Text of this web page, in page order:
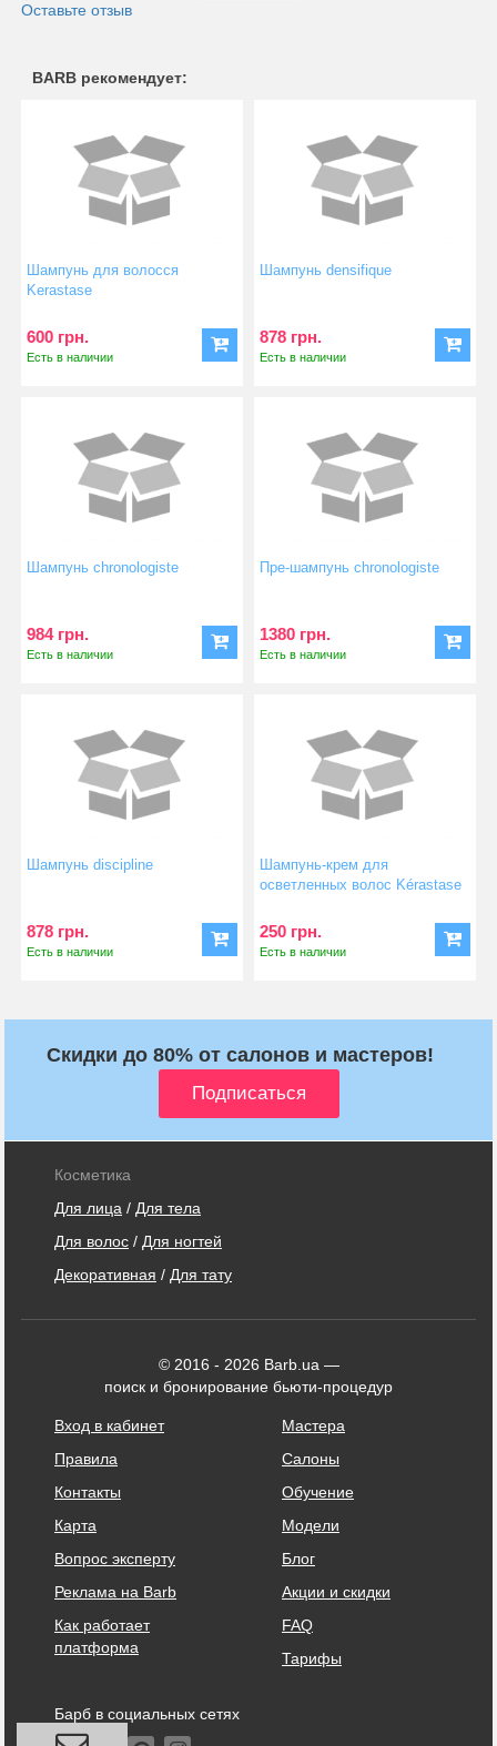
Оставьте отзыв
BARB рекомендует:
Шампунь для волосся
Kerastase
600 грн.
Есть в наличии
Шампунь densifique
878 грн.
Есть в наличии
Шампунь chronologiste
984 грн.
Есть в наличии
Пре-шампунь chronologiste
1380 грн.
Есть в наличии
Шампунь discipline
878 грн.
Есть в наличии
Шампунь-крем для
осветленных волос Kérastase
250 грн.
Есть в наличии
Скидки до 80% от салонов и мастеров!
Косметика
Для лица / Для тела
Для волос / Для ногтей
Декоративная / Для тату
© 2016 - 2026 Barb.ua —
поиск и бронирование бьюти-процедур
Вход в кабинет
Правила
Контакты
Карта
Вопрос эксперту
Реклама на Barb
Как работает
платформа
Мастера
Салоны
Обучение
Модели
Блог
Акции и скидки
FAQ
Тарифы
Барб в социальных сетях